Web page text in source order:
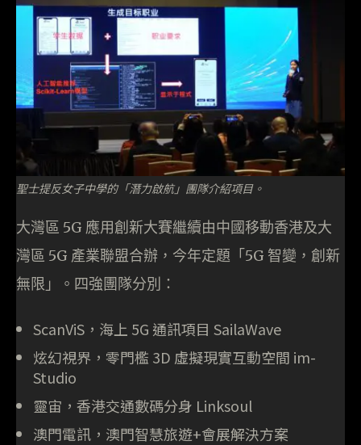
聖士提反女子中學的「潛力啟航」團隊介紹項目。
大灣區 5G 應用創新大賽繼續由中國移動香港及大
灣區 5G 產業聯盟合辦，今年定題「5G 智變，創新
無限」。四強團隊分別：
ScanViS，海上 5G 通訊項目 SailaWave
炫幻視界，零門檻 3D 虛擬現實互動空間 im-
Studio
靈宙，香港交通數碼分身 Linksoul
澳門電訊，澳門智慧旅遊+會展解決方案